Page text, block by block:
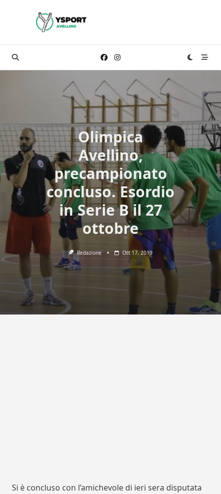
Olimpica
Avellino,
precampionato
concluso. Esordio
in Serie B il 27
ottobre
Redazione Ott 17, 2019
Si è concluso con l’amichevole di ieri sera disputata